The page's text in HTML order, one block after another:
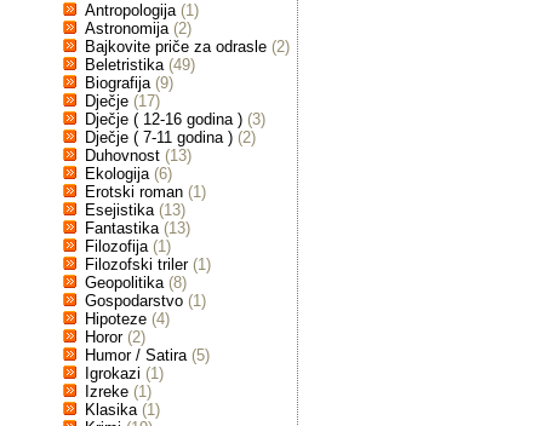
Antropologija (1)
Astronomija (2)
Bajkovite priče za odrasle (2)
Beletristika (49)
Biografija (9)
Dječje (17)
Dječje ( 12-16 godina ) (3)
Dječje ( 7-11 godina ) (2)
Duhovnost (13)
Ekologija (6)
Erotski roman (1)
Esejistika (13)
Fantastika (13)
Filozofija (1)
Filozofski triler (1)
Geopolitika (8)
Gospodarstvo (1)
Hipoteze (4)
Horor (2)
Humor / Satira (5)
Igrokazi (1)
Izreke (1)
Klasika (1)